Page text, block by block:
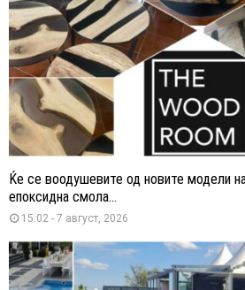
Ќе се воодушевите од новите модели
епоксидна смола...
15:02 - 7 август, 2026